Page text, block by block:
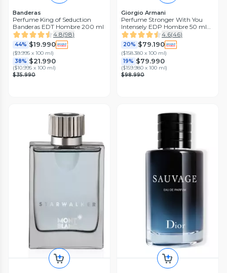
Banderas
Perfume King of Seduction
Banderas EDT Hombre 200 ml
4.8(98)
44% $19.990
($9.995 x 100 ml)
38% $21.990
($10.995 x 100 ml)
$35.990
Giorgio Armani
Perfume Stronger With You
Intensely EDP Hombre 50 ml
Giorgio Armani4.6(46)
20% $79.190
($158.380 x 100 ml)
19% $79.990
($159.980 x 100 ml)
$98.990